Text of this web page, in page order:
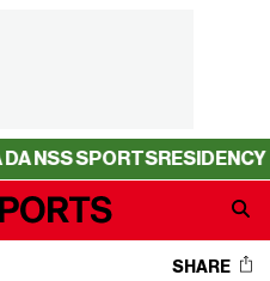
SPORTSRESIDENCY - LA
SHARE